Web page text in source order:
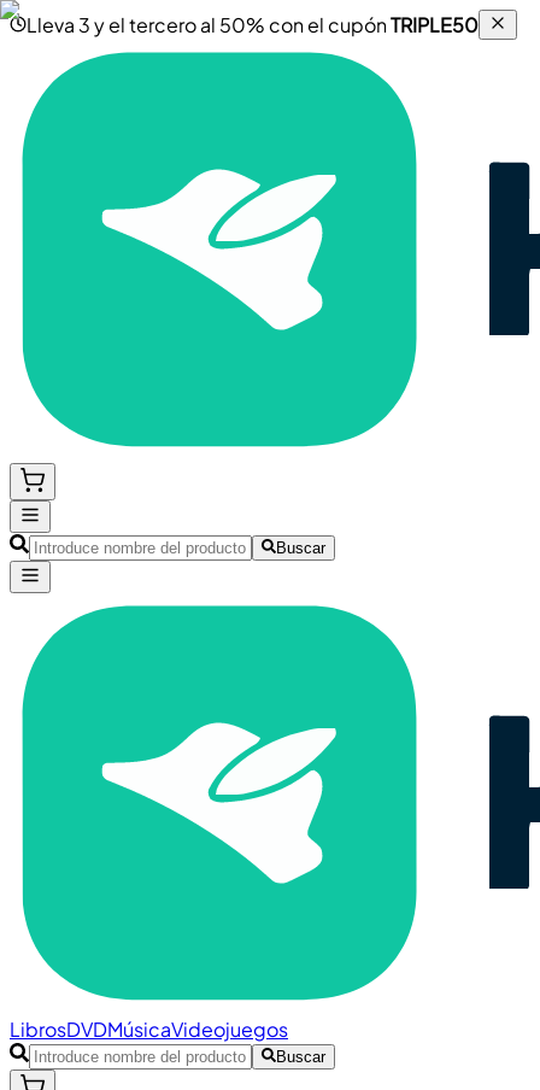
Lleva 3 y el tercero al 50% con el cupónTRIPLE50
Buscar
LibrosDVDMúsicaVideojuegos
Buscar